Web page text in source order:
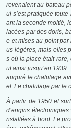
revenaient au bateau
ui s’est pratiquée
ant la seconde moitié,
lacées par des doris,
e et mises au point
us légères, mais elles
s où la place était rare,
ut ainsi jusqu’en
auguré le chalutage
el. Le chalutage par le
À partir de 1950 et
d’engins
nstallées à bord. Le